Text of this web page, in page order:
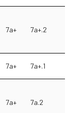
7a+ 7a+.2
7a+ 7a+.1
7a+ 7a.2